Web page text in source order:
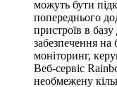
можуть бути
попереднього
пристроїв в
забезпечення на
моніторинг,
Веб-сервіс
необмежену